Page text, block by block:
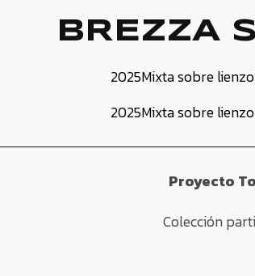
BREZZA
2025Mixta sobre lienzo
2025Mixta sobre lienzo
Proyecto
Colección